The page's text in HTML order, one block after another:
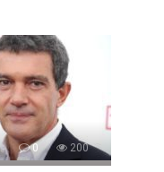
0 200